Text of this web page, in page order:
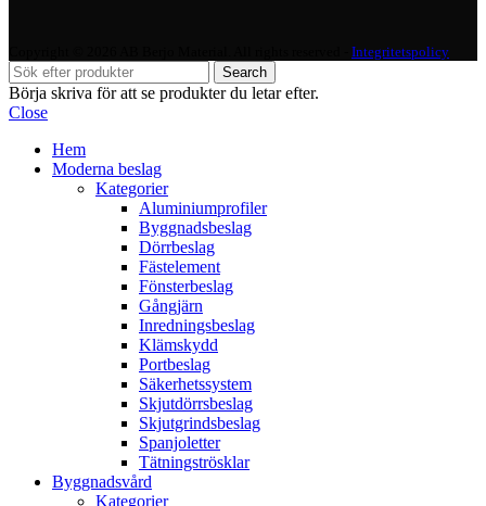
Integritetspolicy
Search
Börja skriva för att se produkter du letar efter.
Close
Hem
Moderna beslag
Kategorier
Aluminiumprofiler
Byggnadsbeslag
Dörrbeslag
Fästelement
Fönsterbeslag
Gångjärn
Inredningsbeslag
Klämskydd
Portbeslag
Säkerhetssystem
Skjutdörrsbeslag
Skjutgrindsbeslag
Spanjoletter
Tätningströsklar
Byggnadsvård
Kategorier